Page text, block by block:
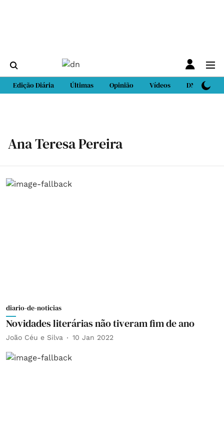
Edição Diária Últimas Opinião Vídeos DN Sport
Ana Teresa Pereira
diario-de-noticias
Novidades literárias não tiveram fim de ano
João Céu e Silva 10 Jan 2022